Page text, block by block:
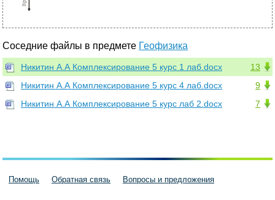
Соседние файлы в предмете Геофизика
13
Никитин А.А Комплексирование 5 курс 1 лаб.docx
9
Никитин А.А Комплексирование 5 курс 4 лаб.docx
7
Никитин А.А Комплексирование 5 курс лаб 2.docx
Помощь Обратная связь Вопросы и предложения